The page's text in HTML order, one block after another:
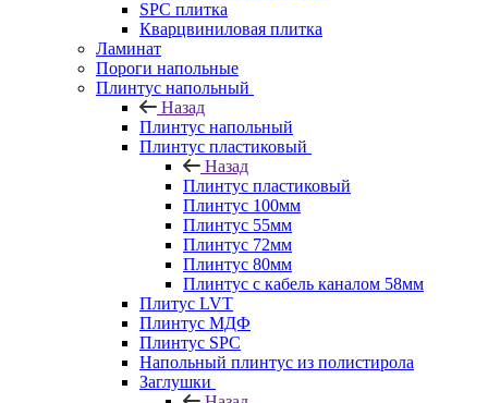
SPC плитка
Кварцвиниловая плитка
Ламинат
Пороги напольные
Плинтус напольный
Назад
Плинтус напольный
Плинтус пластиковый
Назад
Плинтус пластиковый
Плинтус 100мм
Плинтус 55мм
Плинтус 72мм
Плинтус 80мм
Плинтус с кабель каналом 58мм
Плитус LVT
Плинтус МДФ
Плинтус SPC
Напольный плинтус из полистирола
Заглушки